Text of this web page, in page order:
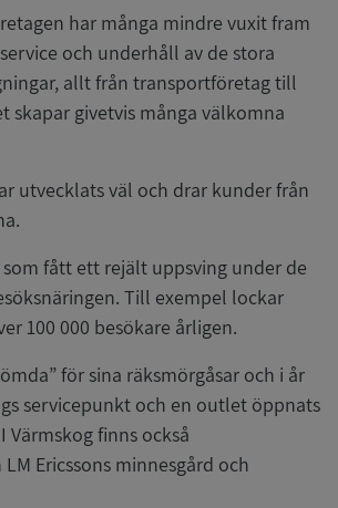
har många mindre vuxit fram
och underhåll av de stora
allt från transportföretag till
skapar givetvis många välkomna
utvecklats väl och drar kunder från
fått ett rejält uppsving under de
Till exempel lockar
100 000 besökare årligen.
för sina räksmörgåsar och i år
servicepunkt och en outlet öppnats
Värmskog finns också
Ericssons minnesgård och